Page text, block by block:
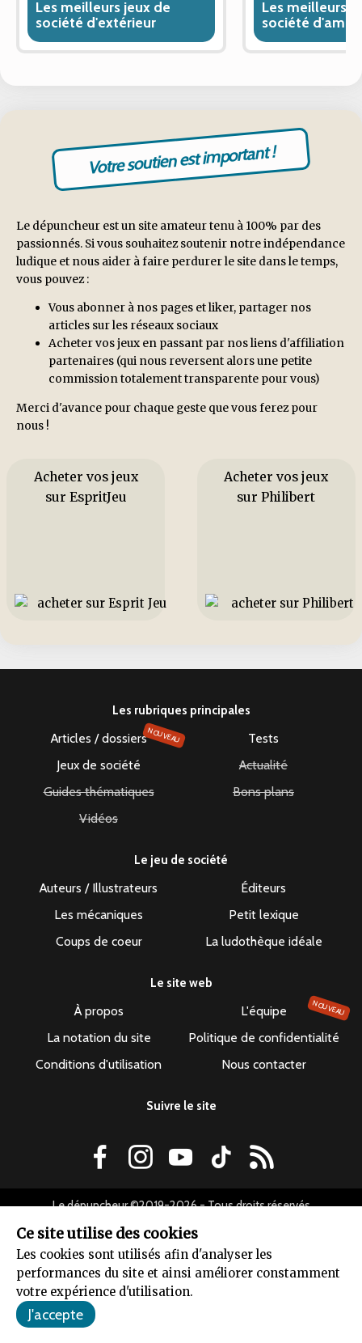
Ce site utilise des cookies
Les cookies sont utilisés afin d'analyser les
performances du site et ainsi améliorer constamment
votre expérience d'utilisation.
Les meilleurs jeux de
société d'extérieur
Les meilleurs
société
Votre soutien est important !
Le dépuncheur est un site amateur tenu à 100% par des
passionnés. Si vous souhaitez soutenir notre indépendance
ludique et nous aider à faire perdurer le site dans le temps,
vous pouvez :
Vous abonner à nos pages et liker, partager nos
articles sur les réseaux sociaux
Acheter vos jeux en passant par nos liens d'affiliation
partenaires (qui nous reversent alors une petite
commission totalement transparente pour vous)
Merci d'avance pour chaque geste que vous ferez pour
nous !
Acheter vos jeux
sur EspritJeu
Acheter vos jeux
sur Philibert
Les rubriques principales
Articles / dossiersNOUVEAU
Tests
Jeux de société
Actualité
Guides thématiques
Bons plans
Vidéos
Le jeu de société
Auteurs / Illustrateurs
Éditeurs
Les mécaniques
Petit lexique
Coups de coeur
La ludothèque idéale
Le site web
À propos L'équipe NOUVEAU
La notation du site
Politique de confidentialité
Conditions d'utilisation
Nous contacter
Suivre le site
Le dépuncheur ©2019-2026 - Tous droits réservés